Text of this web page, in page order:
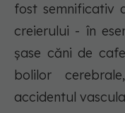
fost semnificativ
creierului - în
șase căni de
bolilor
accidentul